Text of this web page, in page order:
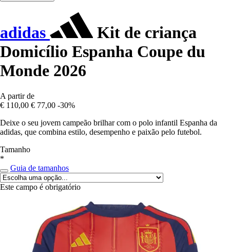
adidas
Kit de criança
Domicílio Espanha Coupe du
Monde 2026
A partir de
€ 110,00 € 77,00 -30%
Deixe o seu jovem campeão brilhar com o polo infantil Espanha da
adidas, que combina estilo, desempenho e paixão pelo futebol.
Tamanho
*
Guia de tamanhos
Este campo é obrigatório